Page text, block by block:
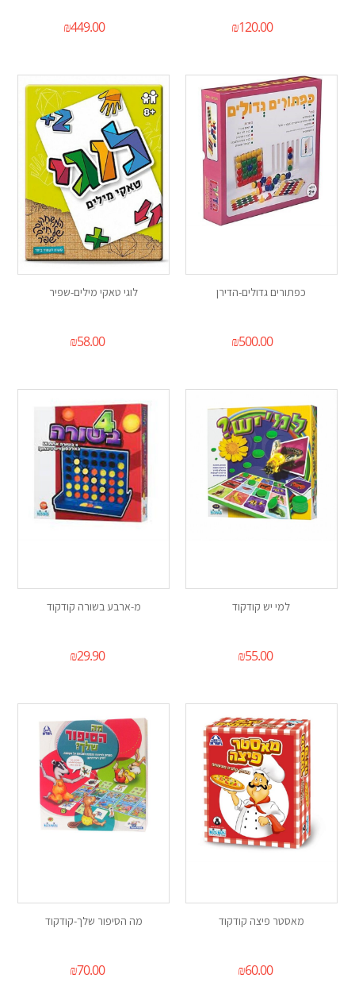
₪120.00
₪449.00
כפתורים גדולים-הדירן
₪500.00
לוגי טאקי מילים-שפיר
₪58.00
למי יש קודקוד
₪55.00
מ-ארבע בשורה קודקוד
₪29.90
מאסטר פיצה קודקוד
₪60.00
מה הסיפור שלך-קודקוד
₪70.00